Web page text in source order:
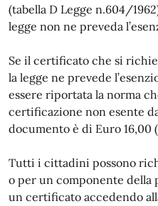
(tabella D Legge n.604/
legge non ne preveda
Se il certificato che si
la legge ne prevede
essere riportata la norma
certificazione non esente
documento è di Euro 16,00
Tutti i cittadini possono
o per un componente della
un certificato accedendo